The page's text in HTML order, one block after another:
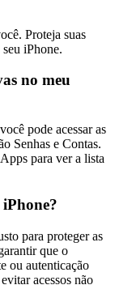
Proteja suas
iPhone.
no meu
pode acessar as
Senhas e Contas.
para ver a lista
para proteger as
que o
ou autenticação
acessos não